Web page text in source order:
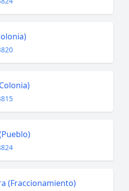
(Fraccionamiento)